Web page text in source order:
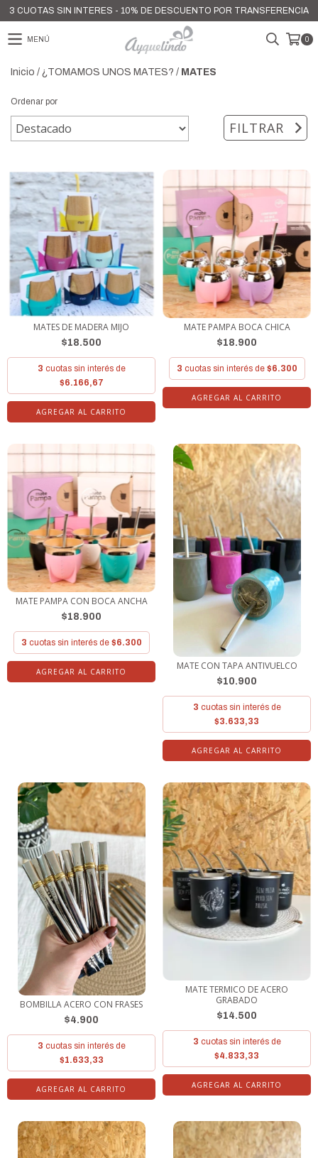
3 CUOTAS SIN INTERES - 10% DE DESCUENTO POR TRANSFERENCIA
MENÚ 0
Inicio / ¿TOMAMOS UNOS MATES? / MATES
Ordenar por
FILTRAR
MATES DE MADERA MIJO
$18.500
3 cuotas sin interés de
$6.166,67
AGREGAR AL CARRITO
MATE PAMPA BOCA CHICA
$18.900
3 cuotas sin interés de $6.300
AGREGAR AL CARRITO
MATE PAMPA CON BOCA ANCHA
$18.900
3 cuotas sin interés de $6.300
AGREGAR AL CARRITO MATE CON TAPA ANTIVUELCO
$10.900
3 cuotas sin interés de
$3.633,33
AGREGAR AL CARRITO
BOMBILLA ACERO CON FRASES
$4.900
3 cuotas sin interés de
$1.633,33
AGREGAR AL CARRITO
MATE TERMICO DE ACERO
GRABADO
$14.500
3 cuotas sin interés de
$4.833,33
AGREGAR AL CARRITO